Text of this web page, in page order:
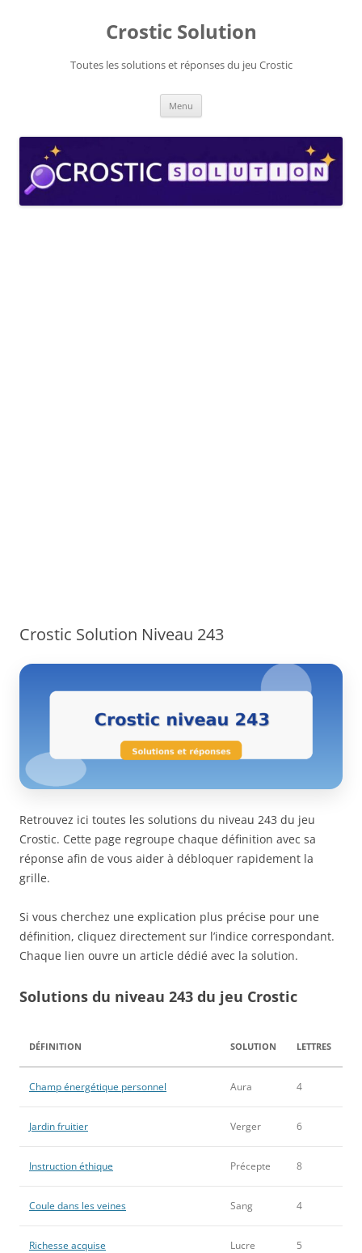
Crostic Solution
Toutes les solutions et réponses du jeu Crostic
Menu
Crostic Solution Niveau 243
Retrouvez ici toutes les solutions du niveau 243 du jeu
Crostic. Cette page regroupe chaque définition avec sa
réponse afin de vous aider à débloquer rapidement la
grille.
Si vous cherchez une explication plus précise pour une
définition, cliquez directement sur l’indice correspondant.
Chaque lien ouvre un article dédié avec la solution.
Solutions du niveau 243 du jeu Crostic
DÉFINITION SOLUTION LETTRES
Champ énergétique personnel Aura 4
Jardin fruitier Verger 6
Instruction éthique Précepte 8
Coule dans les veines Sang 4
Richesse acquise Lucre 5